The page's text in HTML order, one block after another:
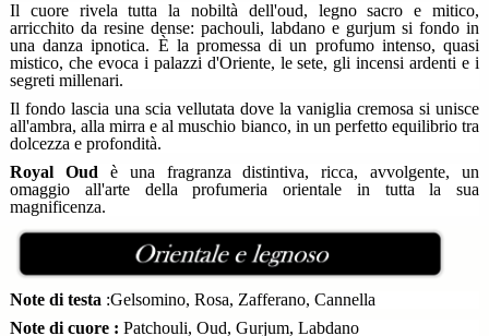
Il cuore rivela tutta la nobiltà dell'oud, legno sacro e mitico,
arricchito da resine dense: pachouli, labdano e gurjum si fondo in
una danza ipnotica. È la promessa di un profumo intenso, quasi
mistico, che evoca i palazzi d'Oriente, le sete, gli incensi ardenti e i
segreti millenari.
Il fondo lascia una scia vellutata dove la vaniglia cremosa si unisce
all'ambra, alla mirra e al muschio bianco, in un perfetto equilibrio tra
dolcezza e profondità.
Royal Oud è una fragranza distintiva, ricca, avvolgente, un
omaggio all'arte della profumeria orientale in tutta la sua
magnificenza.
Note di testa :Gelsomino, Rosa, Zafferano, Cannella
Note di cuore : Patchouli, Oud, Gurjum, Labdano